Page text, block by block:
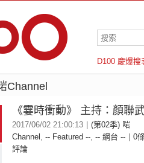
D100 慶爆搜
羅倫斯
Channel
《霎時衝動》 主持：顏聯
2017/06/02 21:00:13
(第02季) 啱
Channel , -- Featured --, -- 網台 --
0
評論